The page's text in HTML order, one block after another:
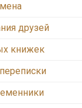
друзей
книжек